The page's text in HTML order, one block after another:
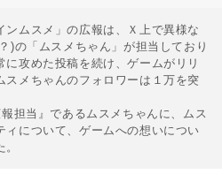
ンムスメ」の広報は、Ｘ上で異様な
)の「ムスメちゃん」が担当しており
攻めた投稿を続け、ゲームがリリ
スメちゃんのフォロワーは１万を突
担当』であるムスメちゃんに、ムス
ィについて、ゲームへの想いについ